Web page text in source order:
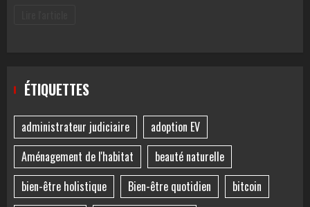
ÉTIQUETTES
administrateur judiciaire
adoption EV
Aménagement de l'habitat
beauté naturelle
bien-être holistique
Bien-être quotidien
bitcoin